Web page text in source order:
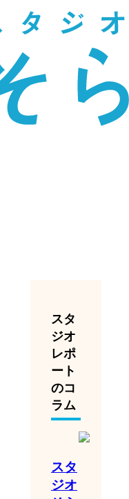
スタ
ジオ
レポ
ート
のコ
ラム
スタ
ジオ